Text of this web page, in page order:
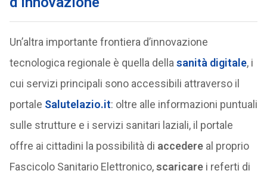
Un’altra importante frontiera d’innovazione
tecnologica regionale è quella della sanità digitale, i
cui servizi principali sono accessibili attraverso il
portale Salutelazio.it: oltre alle informazioni puntuali
sulle strutture e i servizi sanitari laziali, il portale
offre ai cittadini la possibilità di accedereal proprio
Fascicolo Sanitario Elettronico,scaricarei referti di